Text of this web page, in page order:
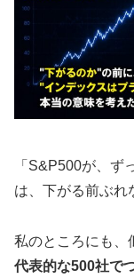
「S&P500が、ず
は、下がる前ぶれ
私のところにも、
代表的な500社で